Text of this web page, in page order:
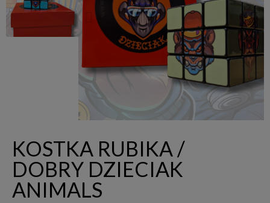
KOSTKA RUBIKA /
DOBRY DZIECIAK
ANIMALS